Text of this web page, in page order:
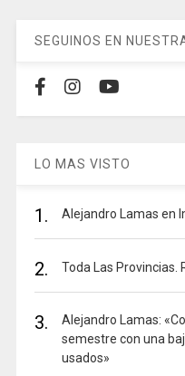
SEGUINOS EN
LO MAS VISTO
1. Alejandro Lamas en
2. Toda Las Provincias.
3.
Alejandro Lamas:
semestre con una
usados»